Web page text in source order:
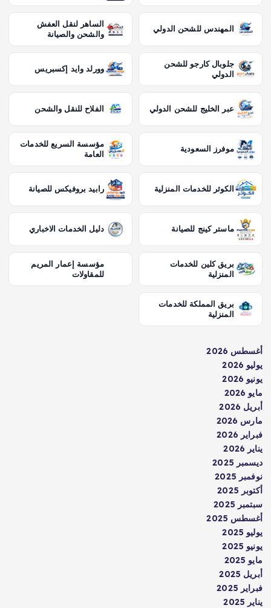
المهندس للشحن الدولي
الساهر لنقل العفش
والشحن والصيانة
جلوبال كارجو للشحن
الدولي
وورلد وايد إكسبريس
عبر الخليج للشحن الدولي الفلاح للنقل والشحن
موفرز السعودية
مؤسسة السريع للخدمات
العامة
الكوثر للخدمات المنزلية رابيد بروفيكس للصيانة
ماستر كينج للصيانة دليل الخدمات الاخباري
بريق كلين للخدمات
المنزلية
مؤسسة إعمار المريم
للمقاولات
بريق المملكة للخدمات
المنزلية
أغسطس 2026
يوليو 2026
يونيو 2026
مايو 2026
أبريل 2026
مارس 2026
فبراير 2026
يناير 2026
ديسمبر 2025
نوفمبر 2025
أكتوبر 2025
سبتمبر 2025
أغسطس 2025
يوليو 2025
يونيو 2025
مايو 2025
أبريل 2025
فبراير 2025
يناير 2025